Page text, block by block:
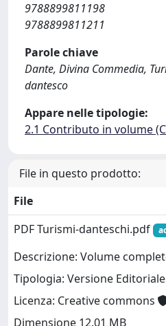
9788899811198
9788899811211
Parole chiave
Dante, Divina Commedia,
dantesco
Appare nelle tipologie:
2.1 Contributo in volume
File in questo prodotto:
File
PDF Turismi-danteschi.pdf
Descrizione: Volume
Tipologia: Versione Editoriale
Licenza: Creative commons
Dimensione 12.01 MB